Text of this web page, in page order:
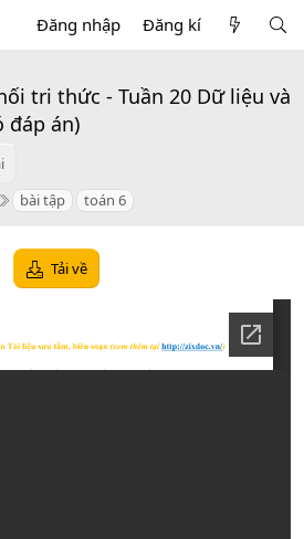
Đăng nhập Đăng kí
tri thức - Tuần 20 Dữ liệu và
đáp án)
T
s
bài tập toán 6
Tải về